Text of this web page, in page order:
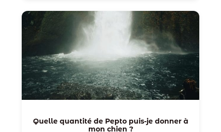
Quelle quantité de Pepto puis-je donner à
mon chien ?